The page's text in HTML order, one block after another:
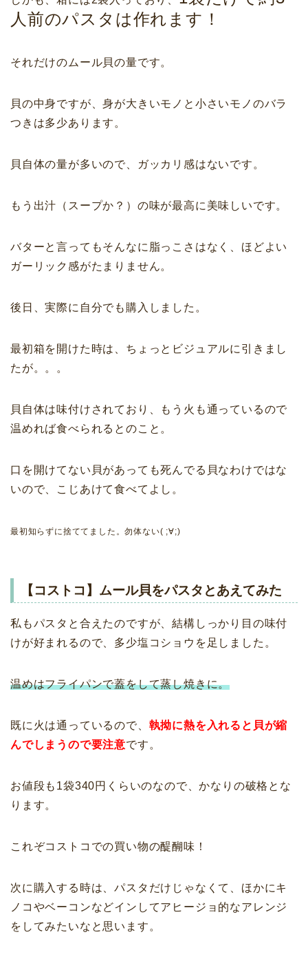
人前のパスタは作れます！
それだけのムール貝の量です。
貝の中身ですが、身が大きいモノと小さいモノのバラ
つきは多少あります。
貝自体の量が多いので、ガッカリ感はないです。
もう出汁（スープか？）の味が最高に美味しいです。
バターと言ってもそんなに脂っこさはなく、ほどよい
ガーリック感がたまりません。
後日、実際に自分でも購入しました。
最初箱を開けた時は、ちょっとビジュアルに引きまし
たが。。。
貝自体は味付けされており、もう火も通っているので
温めれば食べられるとのこと。
口を開けてない貝があっても死んでる貝なわけではな
いので、こじあけて食べてよし。
最初知らずに捨ててました。勿体ない( ;∀;)
【コストコ】ムール貝をパスタとあえてみた
私もパスタと合えたのですが、結構しっかり目の味付
けが好まれるので、多少塩コショウを足しました。
温めはフライパンで蓋をして蒸し焼きに。
既に火は通っているので、 執拗に熱を入れると貝が縮
んでしまうので要注意です。
お値段も1袋340円くらいのなので、かなりの破格とな
ります。
これぞコストコでの買い物の醍醐味！
次に購入する時は、パスタだけじゃなくて、ほかにキ
ノコやベーコンなどインしてアヒージョ 的なアレンジ
をしてみたいなと思います。